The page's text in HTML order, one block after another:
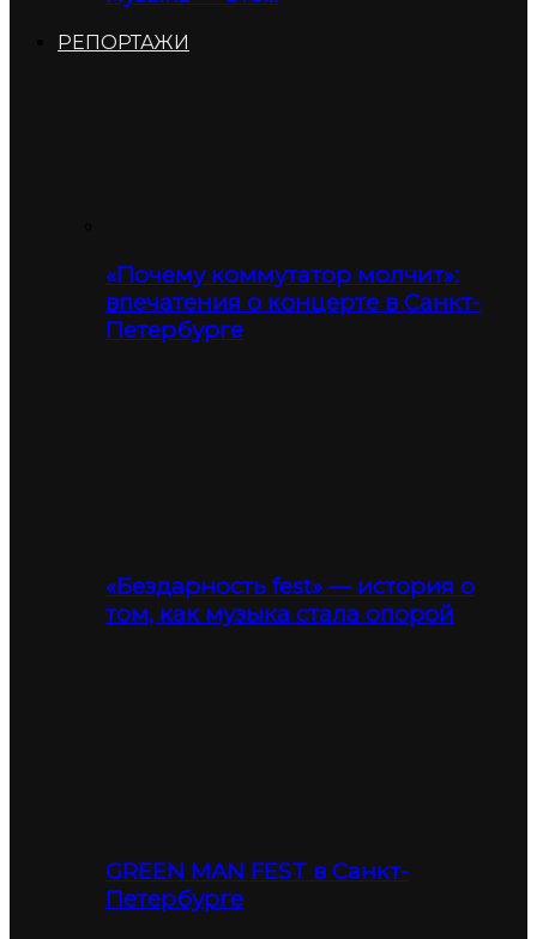
РЕПОРТАЖИ
«Почему коммутатор молчит»:
впечатения о концерте в Санкт-
Петербурге
«Бездарность fest» — история о
том, как музыка стала опорой
GREEN MAN FEST в Санкт-
Петербурге